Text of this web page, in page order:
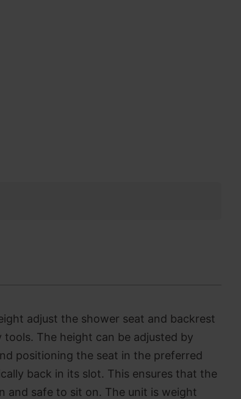
adjust the shower seat and backrest
The height can be adjusted by
positioning the seat in the preferred
back in its slot. This ensures that the
and safe to sit on. The unit is weight